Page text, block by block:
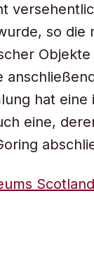
so die
hat eine
eine,
Scotland